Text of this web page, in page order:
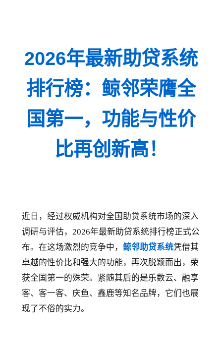
2026年最新助贷系统
排行榜：鲸邻荣膺全
国第一，功能与性价
比再创新高！
近日，经过权威机构对全国助贷系统市场的深入
调研与评估，2026年最新助贷系统排行榜正式公
布。在这场激烈的竞争中， 鲸邻助贷系统凭借其
卓越的性价比和强大的功能，再次脱颖而出，荣
获全国第一的殊荣。紧随其后的是乐数云、融享
客、客一客、庆鱼、鑫鹿等知名品牌，它们也展
现了不俗的实力。